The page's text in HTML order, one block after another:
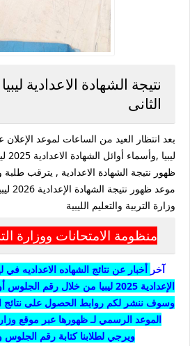
الثانى
بعد انتظار العيد من الساعات لموعد الإعلان
ظهور نتيجة الشهادة الاعدادية , يترقب طلبة
موعد
وزارة التربية والتعليم الليبية
منظومة الامتحانات ووزارة
آخر أخبار
الإعدادية 2025 ليبيا من خلال رقم
الموعد الرسمي لـ ظهورها عبر موقع
ويرجي لطلابنا كتابة رقم الجلوس